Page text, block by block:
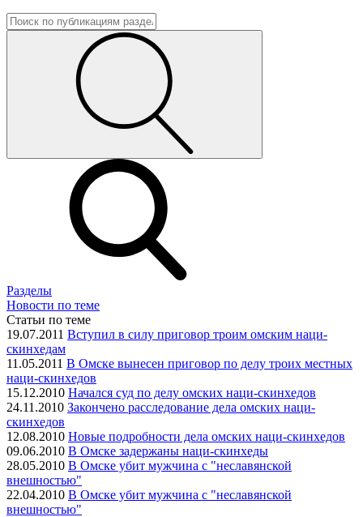
Разделы
Новости по теме
Статьи по теме
19.07.2011 Вступил в силу приговор троим омским наци-
скинхедам
11.05.2011 В Омске вынесен приговор по делу троих местных
наци-скинхедов
15.12.2010 Начался суд по делу омских наци-скинхедов
24.11.2010 Закончено расследование дела омских наци-
скинхедов
12.08.2010 Новые подробности дела омских наци-скинхедов
09.06.2010 В Омске задержаны наци-скинхеды
28.05.2010 В Омске убит мужчина с "неславянской
внешностью"
22.04.2010 В Омске убит мужчина с "неславянской
внешностью"